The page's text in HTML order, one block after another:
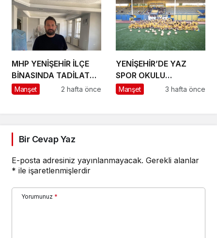
MHP YENİŞEHİR İLÇE
BİNASINDA TADİLAT
BAŞLADI
Manşet 2 hafta önce
YENİŞEHİR’DE YAZ
SPOR OKULU
HEYECANI BAŞLADI
Manşet 3 hafta önce
Bir Cevap Yaz
E-posta adresiniz yayınlanmayacak. Gerekli alanlar
* ile işaretlenmişlerdir
Yorumunuz *